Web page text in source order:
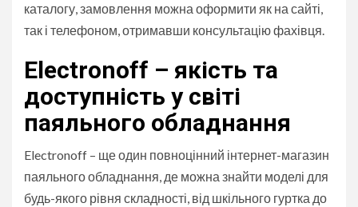
каталогу, замовлення можна оформити як на сайті,
так і телефоном, отримавши консультацію фахівця.
Electronoff – якість та
доступність у світі
паяльного обладнання
Electronoff – ще один повноцінний інтернет-магазин
паяльного обладнання, де можна знайти моделі для
будь-якого рівня складності, від шкільного гуртка до